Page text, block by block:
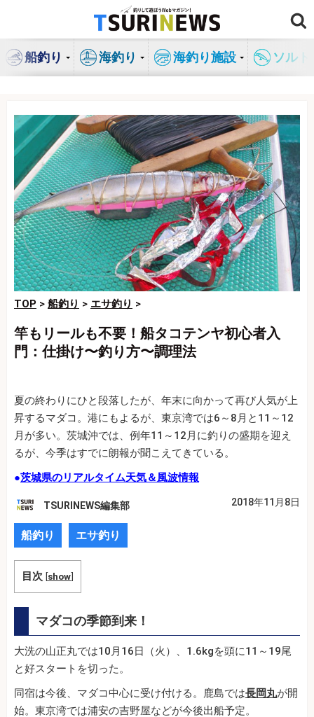
ン
船釣り 海釣り 海釣り施設 ソル
TOP > 船釣り > エサ釣り >
竿もリールも不要！船タコテンヤ初心者入
門：仕掛け〜釣り方〜調理法
夏の終わりにひと段落したが、年末に向かって再び人気が上
昇するマダコ。港にもよるが、東京湾では6～8月と11～12
月が多い。茨城沖では、例年11～12月に釣りの盛期を迎え
るが、今季はすでに朗報が聞こえてきている。
●茨城県のリアルタイム天気＆風波情報
TSURINEWS編集部 2018年11月8日
船釣り エサ釣り
目次 [show]
マダコの季節到来！
大洗の山正丸では10月16日（火）、1.6kgを頭に11～19尾
と好スタートを切った。
同宿は今後、マダコ中心に受け付ける。鹿島では長岡丸が開
始。東京湾では浦安の吉野屋などが今後出船予定。